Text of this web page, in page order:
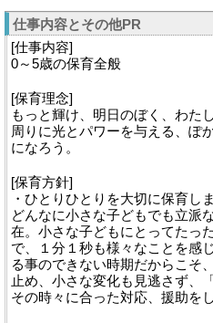
仕事内容とその他PR
[仕事内容]
0～5歳の保育全般
[保育理念]
もっと輝け、明日のぼく、わた
周りに光とパワーを与える、ぽ
になろう。
[保育方針]
・ひとりひとりを大切に保育しま
どんなに小さな子どもでも立派
在。小さな子どもにとってたっ
で、１分１秒も様々なことを感
る事のできない時期だからこそ
止め、小さな変化も見逃さず、
その時々に合った対応、援助をし